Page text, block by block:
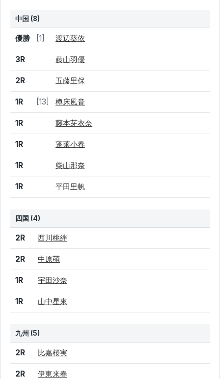
中国 (8)
結果 シード 選手名
優勝 [1] 渡辺葵依
3R 藤山羽優
2R 五藤里保
1R [13] 樽床風音
1R 藤本芽衣奈
1R 蓬莱小春
1R 柴山那奈
1R 平田里帆
四国 (4)
結果 シード 選手名
2R 西川桃絆
2R 中原萌
1R 宇田沙奈
1R 山中星來
九州 (5)
結果 シード 選手名
2R 比嘉桜実
2R 伊東来春